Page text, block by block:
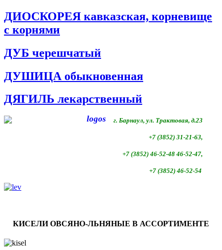
ДИОСКОРЕЯ кавказская, корневище
с корнями
ДУБ черешчатый
ДУШИЦА обыкновенная
ДЯГИЛЬ лекарственный
г. Барнаул, ул. Трактовая, д.23
+7 (3852) 31-21-63,
+7 (3852) 46-52-48 46-52-47,
+7 (3852) 46-52-54
КИСЕЛИ ОВСЯНО-ЛЬНЯНЫЕ В АССОРТИМЕНТЕ